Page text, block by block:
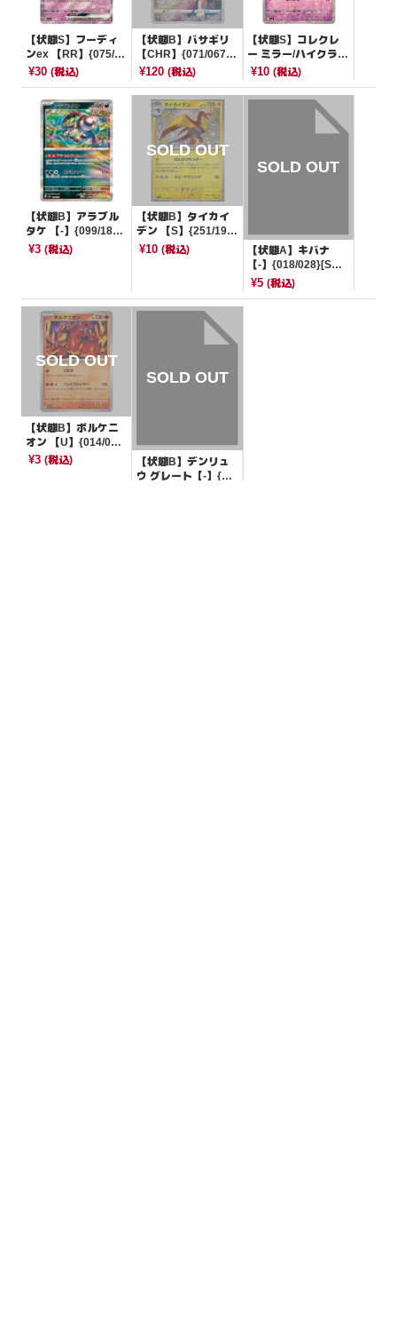
【状態S】フーディ
ンex 【RR】{075/19
0}[SV4a]
¥30 (税込)
【状態B】バサギリ
【CHR】{071/067}
[S9a]
¥120(税込)
【状態S】コレクレ
ー ミラー/ハイクラス
パック仕様【-】{09
¥10 (税込)
【状態B】アラブル
タケ 【-】{099/187}
[SV8a]
¥3 (税込)
【状態B】タイカイ
デン 【S】{251/190}
[SV4a]
¥10(税込)
【状態A】キバナ
【-】{018/028}[SV
B]
¥5 (税込)
【状態B】ボルケニ
オン 【U】{014/06
3}[M1L]
¥3 (税込)
【状態B】デンリュ
ウ グレート【-】{03